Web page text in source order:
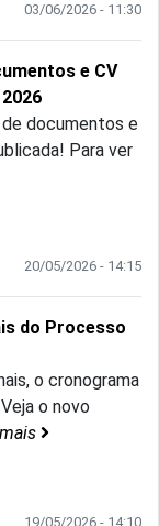
03/06/2026 - 11:30
e CV
documentos e
Para ver
20/05/2026 - 14:15
do Processo
o cronograma
o novo
19/05/2026 - 14:10